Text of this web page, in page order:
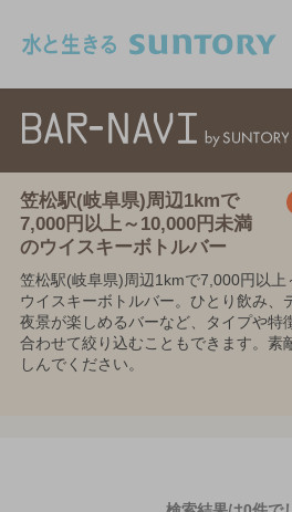
笠松駅(岐阜県)周辺1kmで
7,000円以上～10,000円未満
のウイスキーボトルバー
笠松駅(岐阜県)周辺1kmで7,000円以
ウイスキーボトルバー。ひとり飲み、
夜景が楽しめるバーなど、タイプや特
合わせて絞り込むこともできます。素
しんでください。